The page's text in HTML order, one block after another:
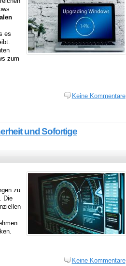
es
zum
Keine Kommentare
und Sofortige
zu
Die
Keine Kommentare